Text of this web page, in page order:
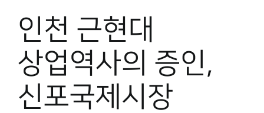
인천 근현대
상업역사의 증인,
신포국제시장